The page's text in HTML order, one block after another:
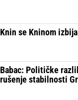
Knin se Kninom
Babac: Političke
rušenje stabilnosti